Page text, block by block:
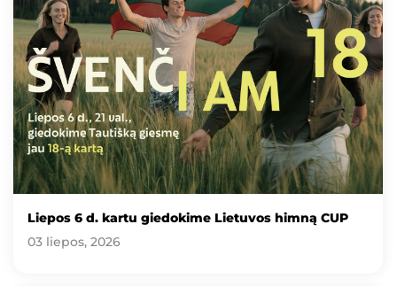
Liepos 6 d. kartu giedokime Lietuvos himną CUP
03 liepos, 2026